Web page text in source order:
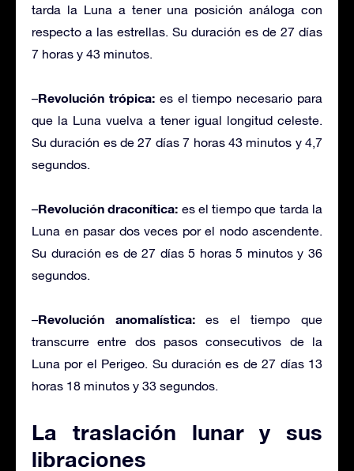
tarda la Luna a tener una posición análoga con
respecto a las estrellas. Su duración es de 27 días
7 horas y 43 minutos.
–Revolución trópica:es el tiempo necesario para
que la Luna vuelva a tener igual longitud celeste.
Su duración es de 27 días 7 horas 43 minutos y 4,7
segundos.
–Revolución draconítica: es el tiempo que tarda la
Luna en pasar dos veces por el nodo ascendente.
Su duración es de 27 días 5 horas 5 minutos y 36
segundos.
–Revolución anomalística:es el tiempo que
transcurre entre dos pasos consecutivos de la
Luna por el Perigeo. Su duración es de 27 días 13
horas 18 minutos y 33 segundos.
La traslación lunar y sus
libraciones